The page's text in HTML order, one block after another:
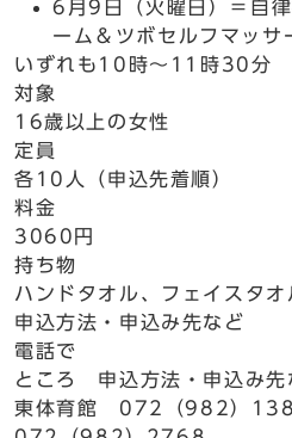
6月9日（火曜日）＝自
ーム＆ツボセルフマッサ
いずれも10時～11時30分
対象
16歳以上の女性
定員
各10人（申込先着順）
料金
3060円
持ち物
ハンドタオル、フェイスタオ
申込方法・申込み先など
電話で
ところ 申込方法・申込み
東体育館 072（982）